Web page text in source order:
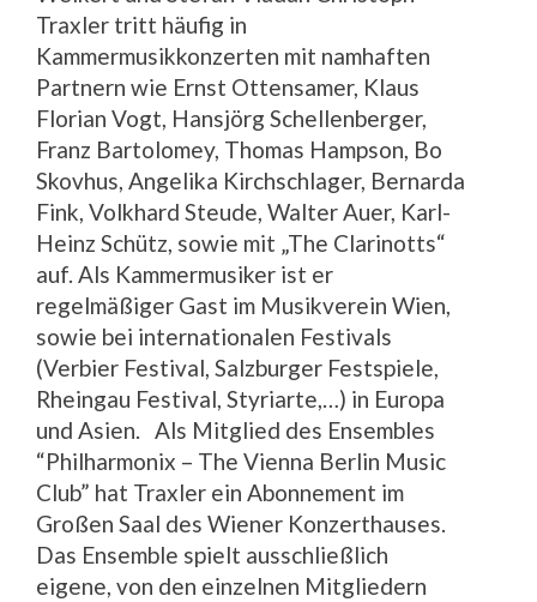
Traxler tritt häufig in
Kammermusikkonzerten mit namhaften
Partnern wie Ernst Ottensamer, Klaus
Florian Vogt, Hansjörg Schellenberger,
Franz Bartolomey, Thomas Hampson, Bo
Skovhus, Angelika Kirchschlager, Bernarda
Fink, Volkhard Steude, Walter Auer, Karl-
Heinz Schütz, sowie mit „The Clarinotts“
auf. Als Kammermusiker ist er
regelmäßiger Gast im Musikverein Wien,
sowie bei internationalen Festivals
(Verbier Festival, Salzburger Festspiele,
Rheingau Festival, Styriarte,…) in Europa
und Asien. Als Mitglied des Ensembles
“Philharmonix – The Vienna Berlin Music
Club” hat Traxler ein Abonnement im
Großen Saal des Wiener Konzerthauses.
Das Ensemble spielt ausschließlich
eigene, von den einzelnen Mitgliedern